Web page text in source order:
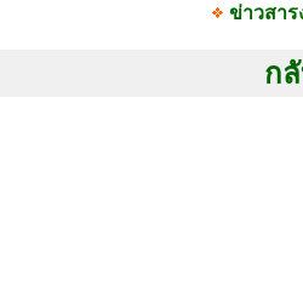
ข่าวสา
ก